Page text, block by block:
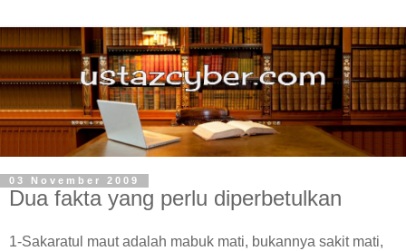
03 November 2009
Dua fakta yang perlu diperbetulkan
1-Sakaratul maut adalah mabuk mati, bukannya sakit mati,